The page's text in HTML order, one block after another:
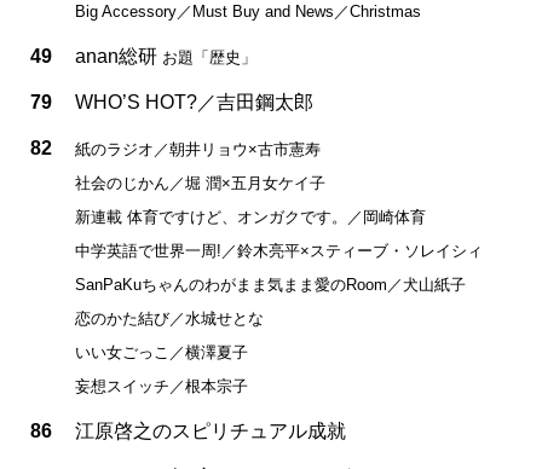
Big Accessory／Must Buy and News／Christmas
49 anan総研 お題「歴史」
79 WHO’S HOT?／吉田鋼太郎
82
紙のラジオ／朝井リョウ×古市憲寿
社会のじかん／堀 潤×五月女ケイ子
新連載 体育ですけど、オンガクです。／岡崎体育
中学英語で世界一周!／鈴木亮平×スティーブ・ソレイシィ
SanPaKuちゃんのわがまま気まま愛のRoom／犬山紙子
恋のかた結び／水城せとな
いい女ごっこ／横澤夏子
妄想スイッチ／根本宗子
86 江原啓之のスピリチュアル成就